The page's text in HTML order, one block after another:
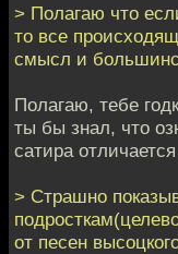
> Полагаю что
то все
смысл и
Полагаю, тебе
ты бы знал, что
сатира
> Страшно
от песен